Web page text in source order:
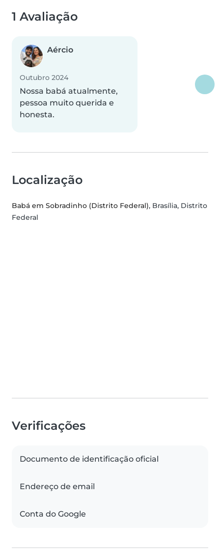
1 Avaliação
Aércio
Outubro 2024
Nossa babá atualmente,
pessoa muito querida e
honesta.
Localização
Babá em Sobradinho (Distrito Federal), Brasília, Distrito
Federal
Verificações
Documento de identificação oficial
Endereço de email
Conta do Google